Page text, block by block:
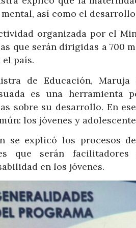
así como el
organizada por el
que serán dirigidas a 700
el país.
de Educación,
es una herramienta
sobre su desarrollo. En
los jóvenes y
se explicó los procesos
que serán
en los jóvenes.